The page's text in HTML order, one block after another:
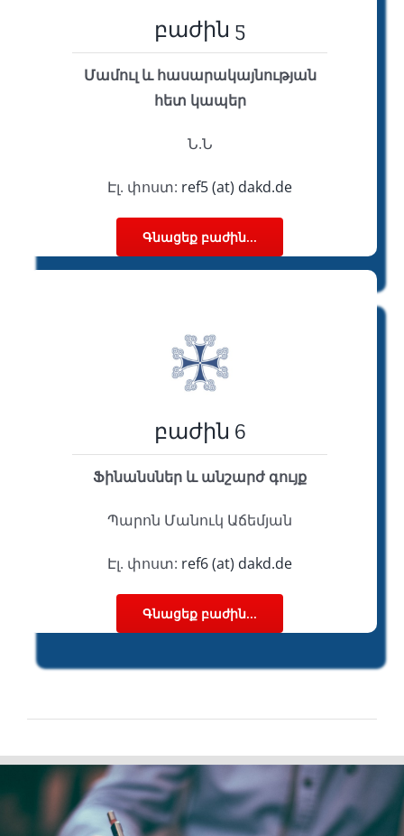
բաժին 5
Մամուլ և հասարակայնության
հետ կապեր
Ն.Ն
Էլ. փոստ: ref5 (at) dakd.de
Գնացեք բաժին...
բաժին 6
Ֆինանսներ և անշարժ գույք
Պարոն Մանուկ Աճեմյան
Էլ. փոստ: ref6 (at) dakd.de
Գնացեք բաժին...